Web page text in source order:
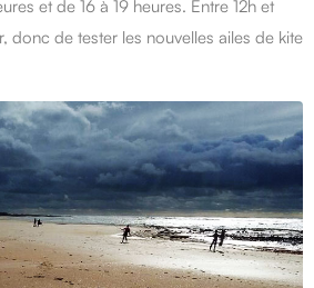
et de 16 à 19 heures. Entre 12h et
donc de tester les nouvelles ailes de kite